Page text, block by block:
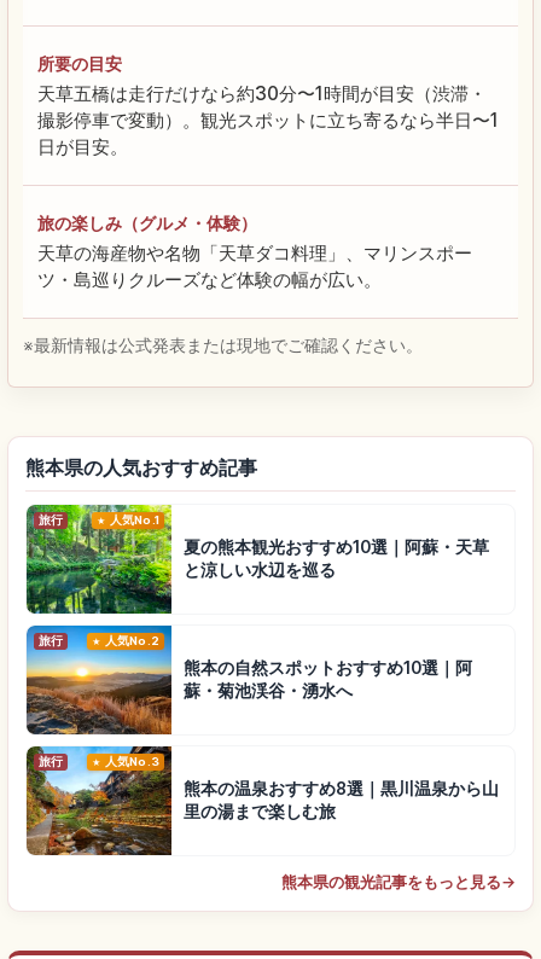
所要の目安
天草五橋は走行だけなら約30分〜1時間が目安（渋滞・
撮影停車で変動）。観光スポットに立ち寄るなら半日〜1
日が目安。
旅の楽しみ（グルメ・体験）
天草の海産物や名物「天草ダコ料理」、マリンスポー
ツ・島巡りクルーズなど体験の幅が広い。
※最新情報は公式発表または現地でご確認ください。
熊本県の人気おすすめ記事
旅行 人気No.1
夏の熊本観光おすすめ10選｜阿蘇・天草
と涼しい水辺を巡る
旅行 人気No.2
熊本の自然スポットおすすめ10選｜阿
蘇・菊池渓谷・湧水へ
旅行 人気No.3
熊本の温泉おすすめ8選｜黒川温泉から山
里の湯まで楽しむ旅
熊本県の観光記事をもっと見る→